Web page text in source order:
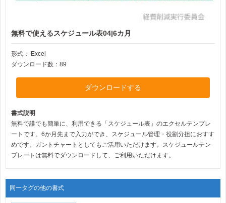
無料で使えるスケジュール表04|6カ月
形式：
Excel
ダウンロード数：89
ダウンロードする
書式説明
無料で誰でも簡単に、利用できる「スケジュール表」のエクセルテンプレ
ートです。6か月先まで入力ができ、スケジュール管理・役割分担におすす
めです。ガントチャートとしてもご活用いただけます。スケジュールテン
プレートは無料でダウンロードして、ご利用いただけます。
同一タグの他の書式